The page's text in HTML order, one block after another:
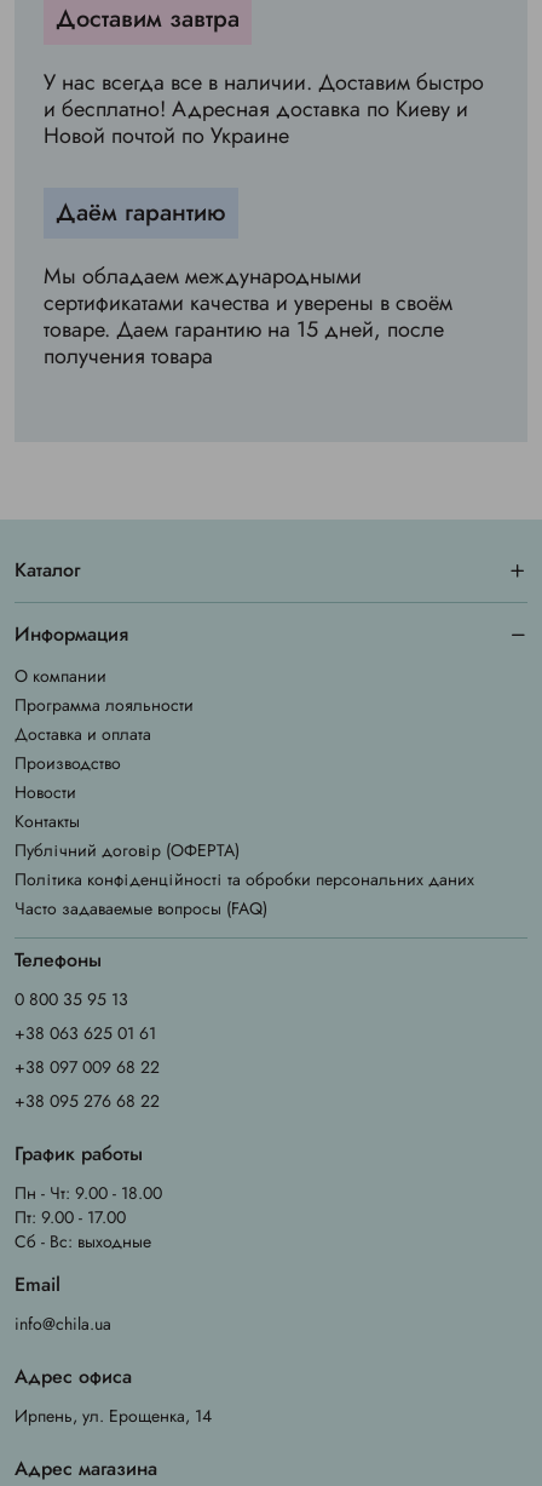
Доставим завтра
У нас всегда все в наличии. Доставим быстро
и бесплатно! Адресная доставка по Киеву и
Новой почтой по Украине
Даём гарантию
Мы обладаем международными
сертификатами качества и уверены в своём
товаре. Даем гарантию на 15 дней, после
получения товара
Каталог
Информация
О компании
Программа лояльности
Доставка и оплата
Производство
Новости
Контакты
Публічний договір (ОФЕРТА)
Політика конфіденційності та обробки персональних даних
Часто задаваемые вопросы (FAQ)
Телефоны
0 800 35 95 13
+38 063 625 01 61
+38 097 009 68 22
+38 095 276 68 22
График работы
Пн - Чт: 9.00 - 18.00
Пт: 9.00 - 17.00
Сб - Вс: выходные
Email
info@chila.ua
Адрес офиса
Ирпень, ул. Ерощенка, 14
Адрес магазина